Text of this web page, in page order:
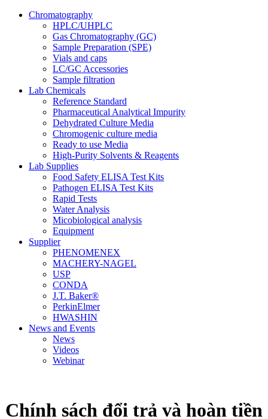
Chromatography
HPLC/UHPLC
Gas Chromatography (GC)
Sample Preparation (SPE)
Vials and caps
LC/GC Accessories
Sample filtration
Lab Chemicals
Reference Standard
Pharmaceutical Analytical Impurity
Dehydrated Culture Media
Chromogenic culture media
Ready to use Media
High-Purity Solvents & Reagents
Lab Supplies
Food Safety ELISA Test Kits
Pathogen ELISA Test Kits
Rapid Tests
Water Analysis
Micobiological analysis
Equipment
Supplier
PHENOMENEX
MACHERY-NAGEL
USP
CONDA
J.T. Baker®
PerkinElmer
HWASHIN
News and Events
News
Videos
Webinar
Chính sách đổi trả và hoàn tiền